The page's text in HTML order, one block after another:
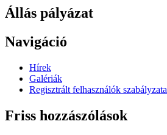
Állás pályázat
Navigáció
Hírek
Galériák
Regisztrált felhasználók szabályzata
Friss hozzászólások